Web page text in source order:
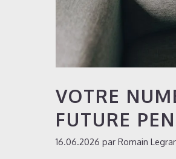
VOTRE
FUTURE
16.06.2026 par Romain